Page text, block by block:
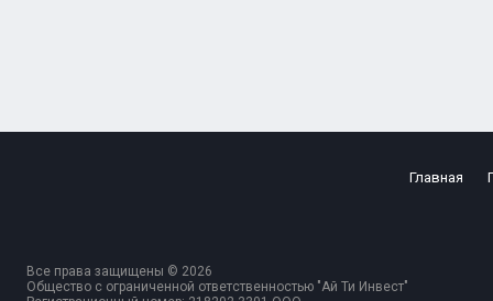
Главная
Все права защищены © 2026
Общество с ограниченной ответственностью "Ай Ти Инвест"